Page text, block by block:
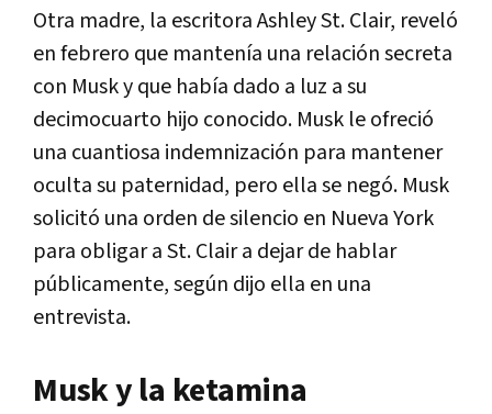
Otra madre, la escritora Ashley St. Clair, reveló
en febrero que mantenía una relación secreta
con Musk y que había dado a luz a su
decimocuarto hijo conocido. Musk le ofreció
una cuantiosa indemnización para mantener
oculta su paternidad, pero ella se negó. Musk
solicitó una orden de silencio en Nueva York
para obligar a St. Clair a dejar de hablar
públicamente, según dijo ella en una
entrevista.
Musk y la ketamina